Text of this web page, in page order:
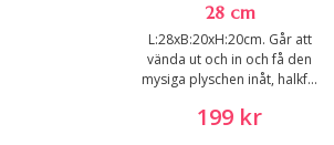
28 cm
L:28xB:20xH:20cm. Går att
vända ut och in och få den
mysiga plyschen inåt, halkf...
199 kr